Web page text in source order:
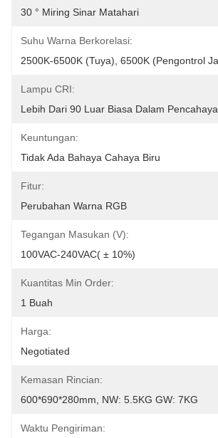
30 ° Miring Sinar Matahari
Suhu Warna Berkorelasi:
2500K-6500K (Tuya), 6500K (Pengontrol
Lampu CRI:
Lebih Dari 90 Luar Biasa Dalam
Keuntungan:
Tidak Ada Bahaya Cahaya Biru
Fitur:
Perubahan Warna RGB
Tegangan Masukan (V):
100VAC-240VAC( ± 10%)
Kuantitas Min Order:
1 Buah
Harga:
Negotiated
Kemasan Rincian:
600*690*280mm, NW: 5.5KG GW: 7KG
Waktu Pengiriman: